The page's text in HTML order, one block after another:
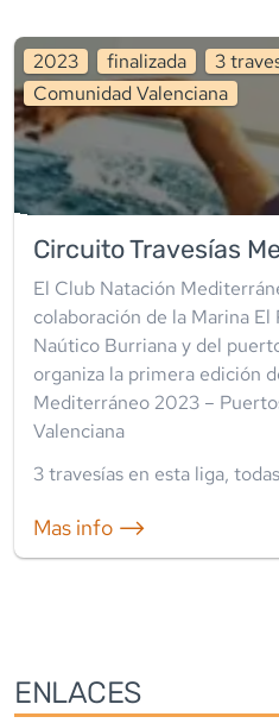
2023 finalizada 3
Comunidad Valenciana
Circuito Travesías
El Club Natación
colaboración de la Marina
Naútico Burriana y del
organiza la primera edición
Mediterráneo 2023 –
Valenciana
3travesías en esta liga,
Mas info ⟶
ENLACES